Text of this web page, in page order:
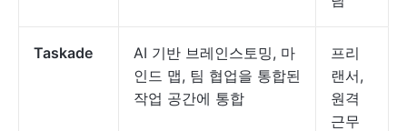
Taskade
AI 기반 브레인스토밍, 마
인드 맵, 팀 협업을 통합된
작업 공간에 통합
프리
랜서,
원격
근무